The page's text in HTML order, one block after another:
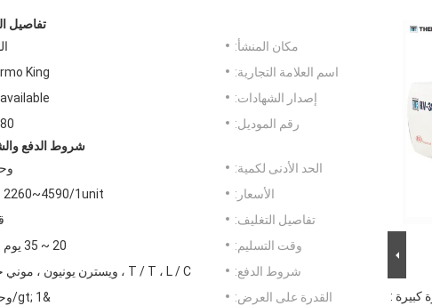
كبيرة :
تفاصيل
مكان المنشأ:
اسم العلامة التجارية:
King
إصدار الشهادات:
رقم الموديل:
شروط الدفع
الحد الأدنى لكمية:
الأسعار:
2260~4590/1unit
تفاصيل التغليف:
وقت التسليم:
20 ~ 35 يوم عمل
شروط الدفع:
T / T ، L / C ، ويسترن يونيون ، موني جرام
القدرة على العرض:
&gt; 1/وحدات